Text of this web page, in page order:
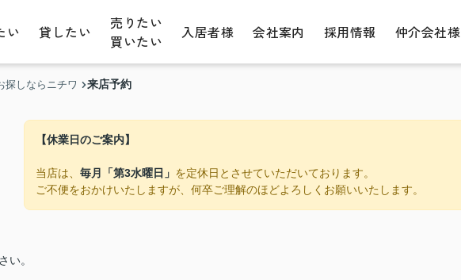
い 貸したい
売りたい
買いたい
入居者様 会社案内 採用情報 仲介会社様
探しならニチワ 来店予約
【休業日のご案内】
当店は、 毎月「第3水曜日」 を定休日とさせていただいております。
ご不便をおかけいたしますが、何卒ご理解のほどよろしくお願いいたします。
い。